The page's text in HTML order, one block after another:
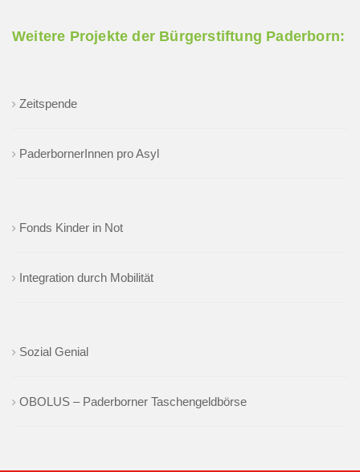
Weitere Projekte der Bürgerstiftung Paderborn:
Zeitspende
PaderbornerInnen pro Asyl
Fonds Kinder in Not
Integration durch Mobilität
Sozial Genial
OBOLUS – Paderborner Taschengeldbörse